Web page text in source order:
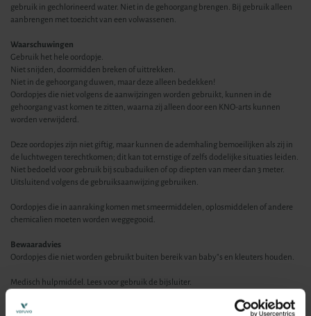
gebruik in gechlorineerd water. Niet in de gehoorgang brengen. Bij gebruik alleen
aanbrengen met toezicht van een volwassenen.
Waarschuwingen
Gebruik het hele oordopje.
Niet snijden, doormidden breken of uittrekken.
Niet in de gehoorgang duwen, maar deze alleen bedekken!
Oordopjes die niet volgens de aanwijzingen worden gebruikt, kunnen in de
gehoorgang vast komen te zitten, waarna zij alleen door een KNO-arts kunnen
worden verwijderd.
Deze oordopjes zijn niet giftig, maar kunnen de ademhaling bemoeilijken als zij in
de luchtwegen terechtkomen; dit kan tot ernstige of zelfs dodelijke situaties leiden.
Niet bedoeld voor gebruik bij scubaduiken of op diepten van meer dan 3 meter.
Uitsluitend volgens de gebruiksaanwijzing gebruiken.
Oordopjes die in aanraking komen met smeermiddelen, oplosmiddelen of andere
chemicalien moeten worden weggegooid.
Bewaaradvies
Oordopjes die niet worden gebruikt buiten bereik van baby"s en kleuters houden.
Medisch hulpmiddel. Lees voor gebruik de bijsluiter.
Verantwoordelijk voor het in de handel brengen